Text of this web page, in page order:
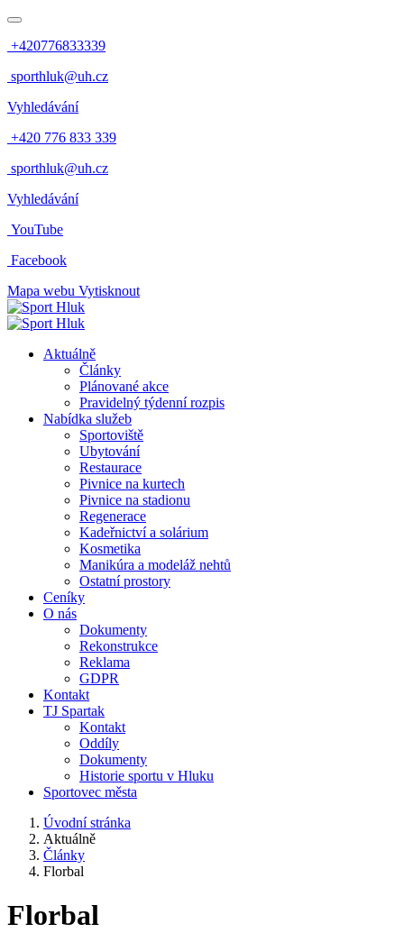
+420776833339
sporthluk@uh.cz
Vyhledávání
+420 776 833 339
sporthluk@uh.cz
Vyhledávání
YouTube
Facebook
Mapa webu Vytisknout
Aktuálně
Články
Plánované akce
Pravidelný týdenní rozpis
Nabídka služeb
Sportoviště
Ubytování
Restaurace
Pivnice na kurtech
Pivnice na stadionu
Regenerace
Kadeřnictví a solárium
Kosmetika
Manikúra a modeláž nehtů
Ostatní prostory
Ceníky
O nás
Dokumenty
Rekonstrukce
Reklama
GDPR
Kontakt
TJ Spartak
Kontakt
Oddíly
Dokumenty
Historie sportu v Hluku
Sportovec města
Úvodní stránka
Aktuálně
Články
Florbal
Florbal